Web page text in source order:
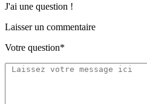
J'ai une question !
Laisser un commentaire
Votre question*